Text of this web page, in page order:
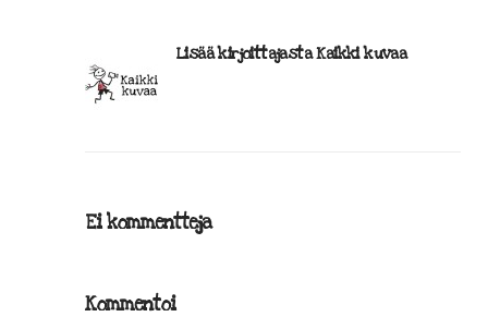
Lisää kirjoittajasta Kaikki kuvaa
Ei kommentteja
Kommentoi